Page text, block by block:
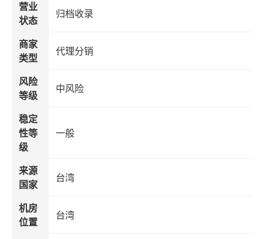
营业
状态
归档收录
商家
类型
代理分销
风险
等级
中风险
稳定
性等
级
一般
来源
国家
台湾
机房
位置
台湾